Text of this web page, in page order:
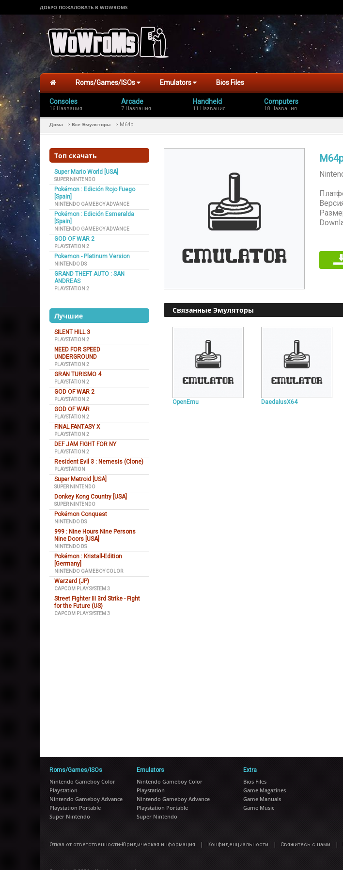
ДОБРО ПОЖАЛОВАТЬ В WOWROMS
Roms/Games/ISOs Emulators Bios Files
Consoles
16 Названия
Arcade
7 Названия
Handheld
11 Названия
Computers
18 Названия
Дома > Все Эмуляторы > M64p
Топ скачать
Super Mario World [USA]
SUPER NINTENDO
Pokémon : Edición Rojo Fuego
[Spain]
NINTENDO GAMEBOY ADVANCE
Pokémon : Edición Esmeralda
[Spain]
NINTENDO GAMEBOY ADVANCE
GOD OF WAR 2
PLAYSTATION 2
Pokemon - Platinum Version
NINTENDO DS
GRAND THEFT AUTO : SAN
ANDREAS
PLAYSTATION 2
Лучшие
SILENT HILL 3
PLAYSTATION 2
NEED FOR SPEED
UNDERGROUND
PLAYSTATION 2
GRAN TURISMO 4
PLAYSTATION 2
GOD OF WAR 2
PLAYSTATION 2
GOD OF WAR
PLAYSTATION 2
FINAL FANTASY X
PLAYSTATION 2
DEF JAM FIGHT FOR NY
PLAYSTATION 2
Resident Evil 3 : Nemesis (Clone)
PLAYSTATION
Super Metroid [USA]
SUPER NINTENDO
Donkey Kong Country [USA]
SUPER NINTENDO
Pokémon Conquest
NINTENDO DS
999 : Nine Hours Nine Persons
Nine Doors [USA]
NINTENDO DS
Pokémon : Kristall-Edition
[Germany]
NINTENDO GAMEBOY COLOR
Warzard (JP)
CAPCOM PLAY SYSTEM 3
Street Fighter III 3rd Strike - Fight
for the Future (US)
CAPCOM PLAY SYSTEM 3
Связанные Эмуляторы
OpenEmu DaedalusX64
Roms/Games/ISOs
Nintendo Gameboy Color
Playstation
Nintendo Gameboy Advance
Playstation Portable
Super Nintendo
Emulators
Nintendo Gameboy Color
Playstation
Nintendo Gameboy Advance
Playstation Portable
Super Nintendo
Extra
Bios Files
Game Magazines
Game Manuals
Game Music
Отказ от ответственности-Юридическая информация | Конфиденциальности | Свяжитесь с нами |